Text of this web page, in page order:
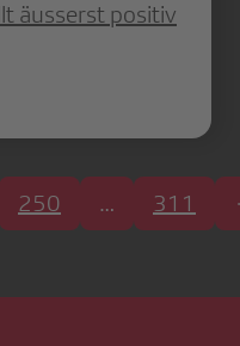
äusserst positiv
250 … 311